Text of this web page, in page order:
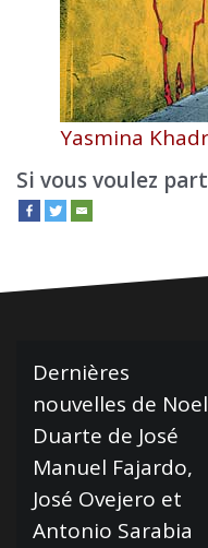
Yasmina
Si vous voulez
N
g
Dernières
nouvelles de
Duarte de José
Manuel Fajardo,
José Ovejero et
Antonio Sarabia